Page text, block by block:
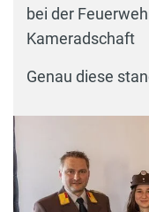
bei der
Kameradschaft
Genau diese